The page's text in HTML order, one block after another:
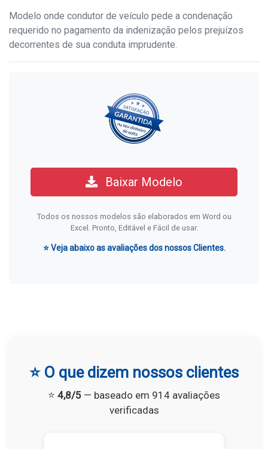
Modelo onde condutor de veículo pede a condenação
requerido no pagamento da indenização pelos prejuízos
decorrentes de sua conduta imprudente.
Baixar Modelo
Todos os nossos modelos são elaborados em Word ou
Excel. Pronto, Editável e Fácil de usar.
⭐ Veja abaixo as avaliações dos nossos Clientes.
⭐ O que dizem nossos clientes
⭐ 4,8/5 — baseado em 914 avaliações
verificadas